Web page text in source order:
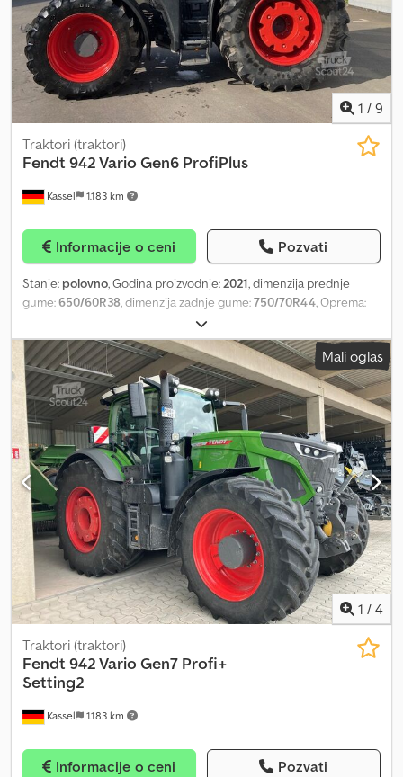
vučna kuka D1556LE Cjdpsy Hybzefx Angjrf
1 / 9
Kassel 1.183 km
Traktori (traktori)
Fendt 942 Vario Gen6 ProfiPlus
Informacije o ceni Pozvati
Stanje: polovno, Godina proizvodnje:2021, dimenzija prednje
gume:650/60R38, dimenzija zadnje gume:750/70R44, Oprema:
kompresovani vazdušni kočioni sistem
poklopcu, Vario-terminal 10,4", Varioguide RTK Novatel, Contour /
Assistant paket za agronomiju, osnovni paket telemetrije, Smart
Connect, tegovi za točkove / 2x600 kg, infotainment paket /
Codpfjr Hnt Rex Angjrf
Mali oglas
1 / 4
Kassel 1.183 km
Traktori (traktori)
Fendt 942 Vario Gen7 Profi+
Setting2
Informacije o ceni Pozvati